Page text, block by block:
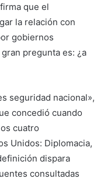
que el
la relación con
gobiernos
pregunta es: ¿a
seguridad nacional»,
concedió cuando
cuatro
Unidos: Diplomacia,
dispara
consultadas